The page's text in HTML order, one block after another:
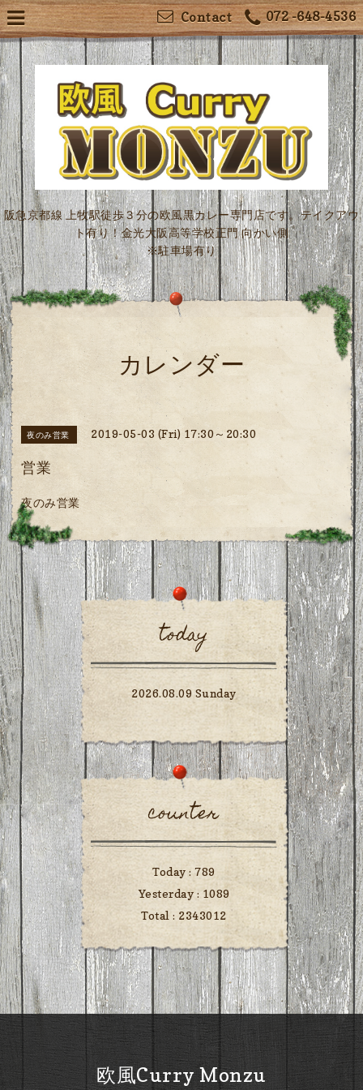
072 -648-4536
Contact
阪急京都線 上牧駅徒歩３分の欧風黒カレー専門店です。テイクアウ
ト有り！金光大阪高等学校正門 向かい側
※駐車場有り
カレンダー
夜のみ営業 2019-05-03 (Fri) 17:30～20:30
営業
夜のみ営業
today
2026.08.09 Sunday
counter
Today :789
Yesterday : 1089
Total : 2343012
欧風Curry Monzu